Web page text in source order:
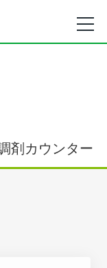
剤カウンター